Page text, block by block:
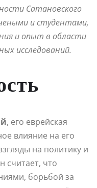
Сатановского
и студентами,
и опыт в области
исследований.
, его еврейская
влияние на его
на политику и
считает, что
борьбой за